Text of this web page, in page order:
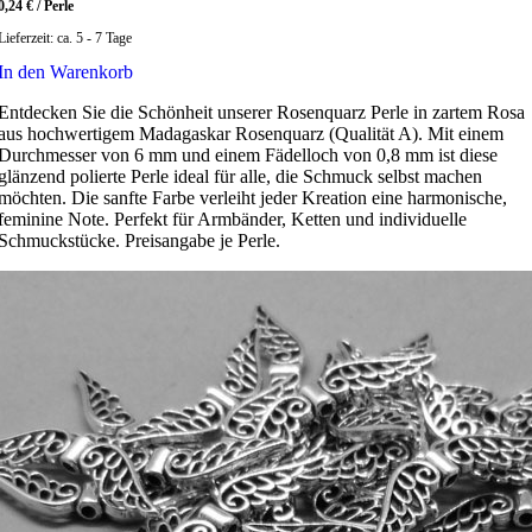
€ /Perle
ca. 5 - 7 Tage
den Warenkorb
Sie die Schönheit unserer Rosenquarz Perle in zartem Rosa
hochwertigem Madagaskar Rosenquarz (Qualität A). Mit einem
von 6 mm und einem Fädelloch von 0,8 mm ist diese
polierte Perle ideal für alle, die Schmuck selbst machen
Die sanfte Farbe verleiht jeder Kreation eine harmonische,
Note. Perfekt für Armbänder, Ketten und individuelle
Preisangabe je Perle.